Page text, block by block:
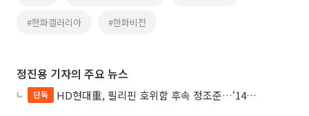
#한화갤러리아 #한화비전
정진용 기자의 주요 뉴스
단독 HD현대重, 필리핀 호위함 후속 정조준…‘14척+α’ 싹쓸이 노린다